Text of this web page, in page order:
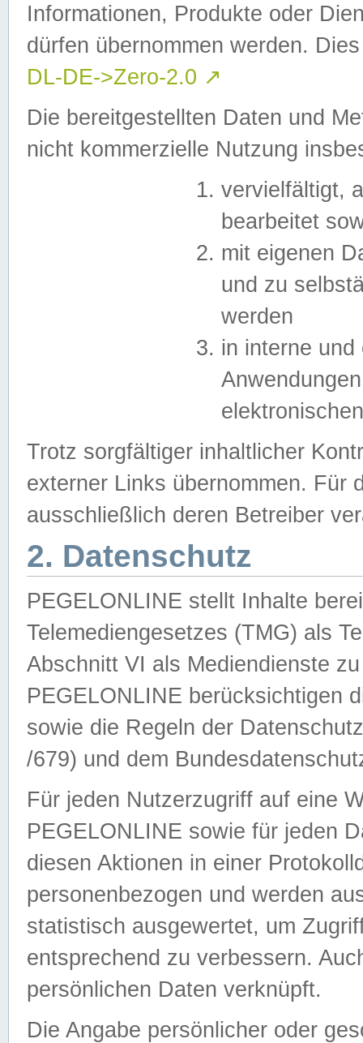
Informationen, Produkte oder
dürfen übernommen werden.
DL-DE->Zero-2.0 ↗
Die bereitgestellten Daten und
nicht kommerzielle Nutzung
vervielfältigt,
bearbeitet
mit eigenen
und zu
werden
in interne
Trotz sorgfältiger inhaltlicher
externer Links übernommen. Für
ausschließlich deren Betreiber
2. Datenschutz
PEGELONLINE stellt Inhalte
Telemediengesetzes (TMG) als
Abschnitt VI als Mediendienste
PEGELONLINE berücksichtigen
sowie die Regeln der
/679) und dem
Für jeden Nutzerzugriff auf eine
PEGELONLINE sowie für jeden
diesen Aktionen in einer
personenbezogen und werden
statistisch ausgewertet, um
entsprechend zu verbessern.
persönlichen Daten verknüpft.
Die Angabe persönlicher oder